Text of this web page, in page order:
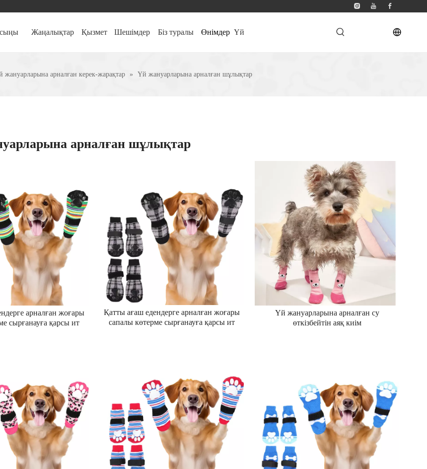
Үй
Өнімдер
Біз туралы
Шешімдер
Қызмет
Жаңалықтар
жануарларына арналған керек-жарақтар » Үй жануарларына арналған шұлықтар
арналған шұлықтар
Үй жануарларына арналған су
өткізбейтін аяқ киім
Қатты ағаш едендерге арналған жоғары
сапалы көтерме сырғанауға қарсы ит
арналған жоғары
сырғанауға қарсы ит